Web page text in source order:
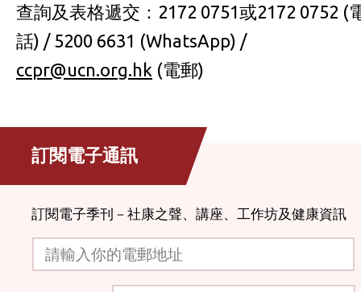
查詢及表格遞交：2172 0751或2172 0752 (
話) / 5200 6631 (WhatsApp) /
ccpr@ucn.org.hk (電郵)
訂閱電子通訊
訂閱電子季刊－社康之聲、講座、工作坊及健康資訊
請輸入你的電郵地址